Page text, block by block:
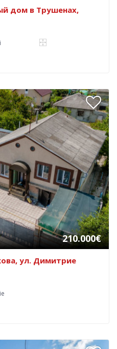
дом в Трушенах,
210.000€
ул. Димитрие